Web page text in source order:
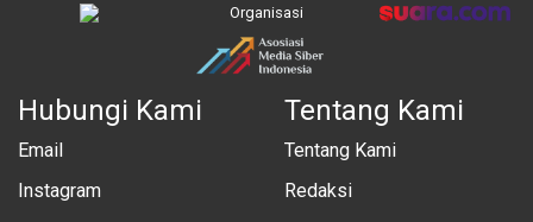
Organisasi
Hubungi Kami
Email
Instagram
Tentang Kami
Tentang Kami
Redaksi